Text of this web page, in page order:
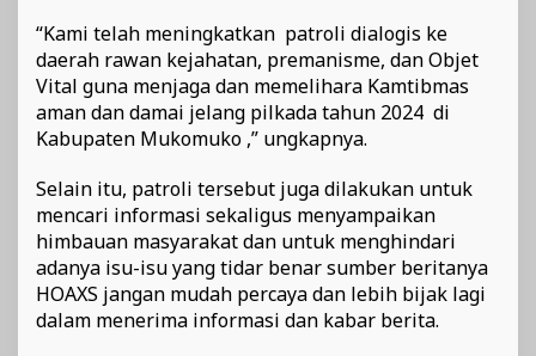
“Kami telah meningkatkan patroli dialogis ke
daerah rawan kejahatan, premanisme, dan Objet
Vital guna menjaga dan memelihara Kamtibmas
aman dan damai jelang pilkada tahun 2024 di
Kabupaten Mukomuko ,” ungkapnya.
Selain itu, patroli tersebut juga dilakukan untuk
mencari informasi sekaligus menyampaikan
himbauan masyarakat dan untuk menghindari
adanya isu-isu yang tidar benar sumber beritanya
HOAXS jangan mudah percaya dan lebih bijak lagi
dalam menerima informasi dan kabar berita.